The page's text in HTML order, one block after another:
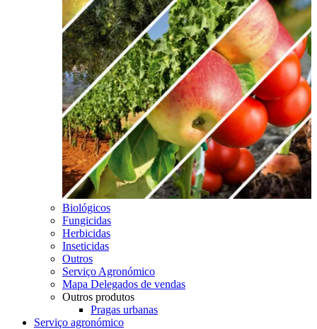
Biológicos
Fungicidas
Herbicidas
Inseticidas
Outros
Serviço Agronómico
Mapa Delegados de vendas
Outros produtos
Pragas urbanas
Serviço agronómico